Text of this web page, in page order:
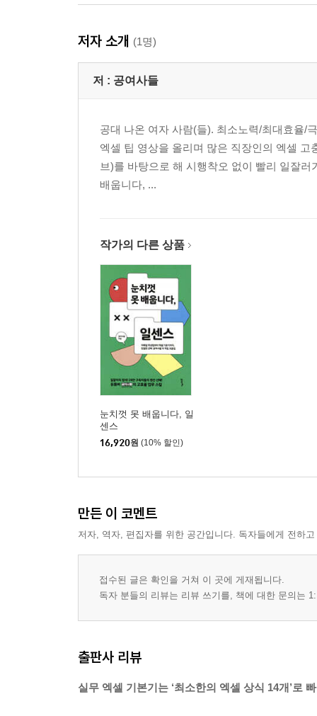
저자 소개 (1명)
저 : 공여사들
공대 나온 여자 사람(들). 최소노력/최대효율/
엑셀 팁 영상을 올리며 많은 직장인의 엑셀 고
브)를 바탕으로 해 시행착오 없이 빨리 일잘
배웁니다, ...
작가의 다른 상품
눈치껏 못 배웁니다, 일
센스
16,920원 (10% 할인)
만든 이 코멘트
저자, 역자, 편집자를 위한 공간입니다. 독자들에게 전하
접수된 글은 확인을 거쳐 이 곳에 게재됩니다.
독자 분들의 리뷰는 리뷰 쓰기를, 책에 대한 문의는
출판사 리뷰
실무 엑셀 기본기는 ‘최소한의 엑셀 상식 14개’로